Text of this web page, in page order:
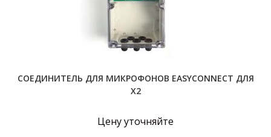
СОЕДИНИТЕЛЬ ДЛЯ МИКРОФОНОВ EASYCONNECT ДЛЯ
Х2
Цену уточняйте